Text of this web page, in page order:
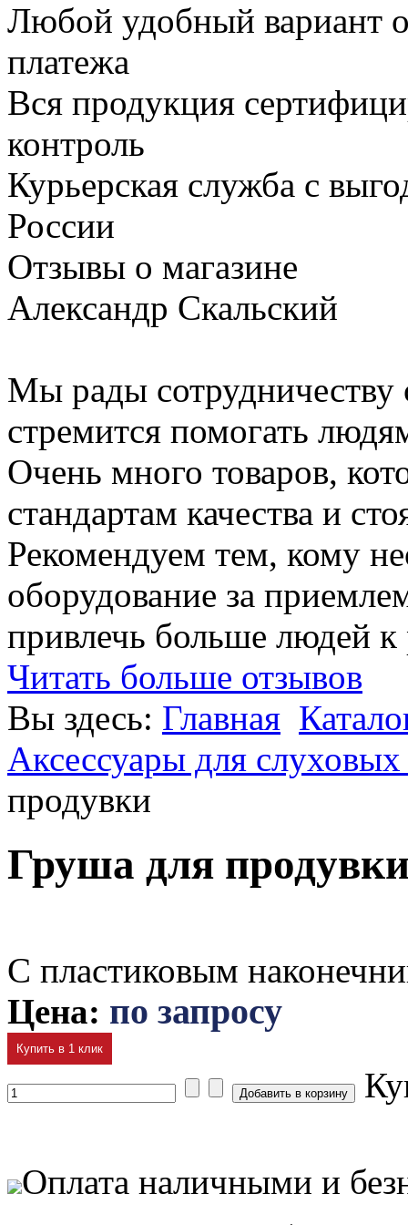
Любой удобный вариант
платежа
Вся продукция
контроль
Курьерская служба с
России
Отзывы о магазине
Александр Скальский
Мы рады сотрудничеству
стремится помогать
Очень много товаров,
стандартам качества и
Рекомендуем тем, кому
оборудование за
привлечь больше людей
Читать больше отзывов
Вы здесь: Главная
Аксессуары для слуховых
продувки
Груша для
С пластиковым
Цена: по запросу
Купить в 1 клик
Оплата наличными и